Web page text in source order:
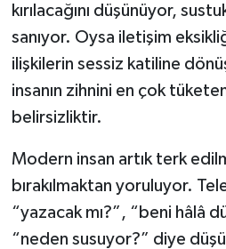
kırılacağını düşünüyor,
sanıyor. Oysa iletişim
ilişkilerin sessiz katiline
insanın zihnini en çok
belirsizliktir.
Modern insan artık terk
bırakılmaktan yoruluyor.
“yazacak mı?”, “beni hâlâ
“neden susuyor?” diye